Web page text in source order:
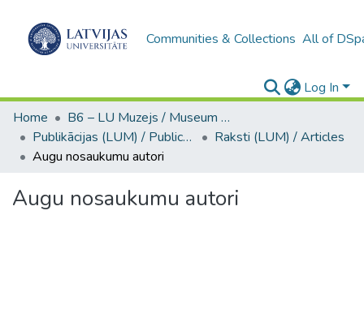
Communities & Collections All of
Log In
Home
B6 – LU Muzejs / Museum of the UL
Publikācijas (LUM) / Publications
Raksti (LUM) / Articles
Augu nosaukumu autori
Augu nosaukumu autori